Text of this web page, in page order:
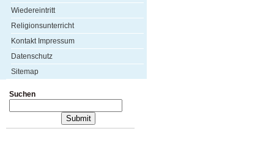
Wiedereintritt
Religionsunterricht
Kontakt Impressum
Datenschutz
Sitemap
Suchen